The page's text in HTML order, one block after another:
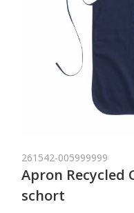
261542-005999999
Apron Recycled
schort